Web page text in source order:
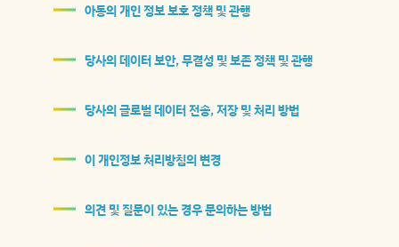
아동의 개인 정보 보호 정책 및 관행
당사의 데이터 보안, 무결성 및 보존 정책 및 관행
당사의 글로벌 데이터 전송, 저장 및 처리 방법
이 개인정보 처리방침의 변경
의견 및 질문이 있는 경우 문의하는 방법